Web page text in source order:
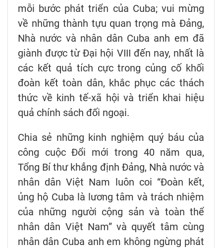
mỗi bước phát triển của Cuba; vui mừng
về những thành tựu quan trọng mà Đảng,
Nhà nước và nhân dân Cuba anh em đã
giành được từ Đại hội VIII đến nay, nhất là
các kết quả tích cực trong củng cố khối
đoàn kết toàn dân, khắc phục các thách
thức về kinh tế-xã hội và triển khai hiệu
quả chính sách đối ngoại.
Chia sẻ những kinh nghiệm quý báu của
công cuộc Đổi mới trong 40 năm qua,
Tổng Bí thư khẳng định Đảng, Nhà nước và
nhân dân Việt Nam luôn coi “Đoàn kết,
ủng hộ Cuba là lương tâm và trách nhiệm
của những người cộng sản và toàn thể
nhân dân Việt Nam” và quyết tâm cùng
nhân dân Cuba anh em không ngừng phát